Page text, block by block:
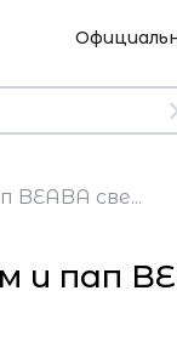
све...
и пап